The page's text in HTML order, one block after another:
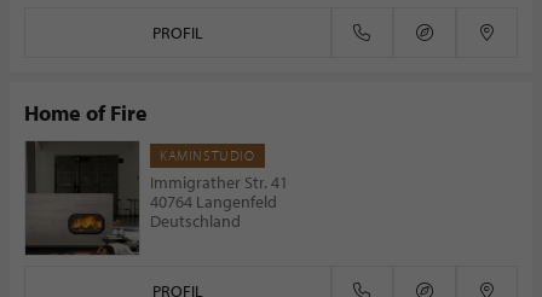
PROFIL
Home of Fire
KAMINSTUDIO
Immigrather Str. 41
40764 Langenfeld
Deutschland
PROFIL